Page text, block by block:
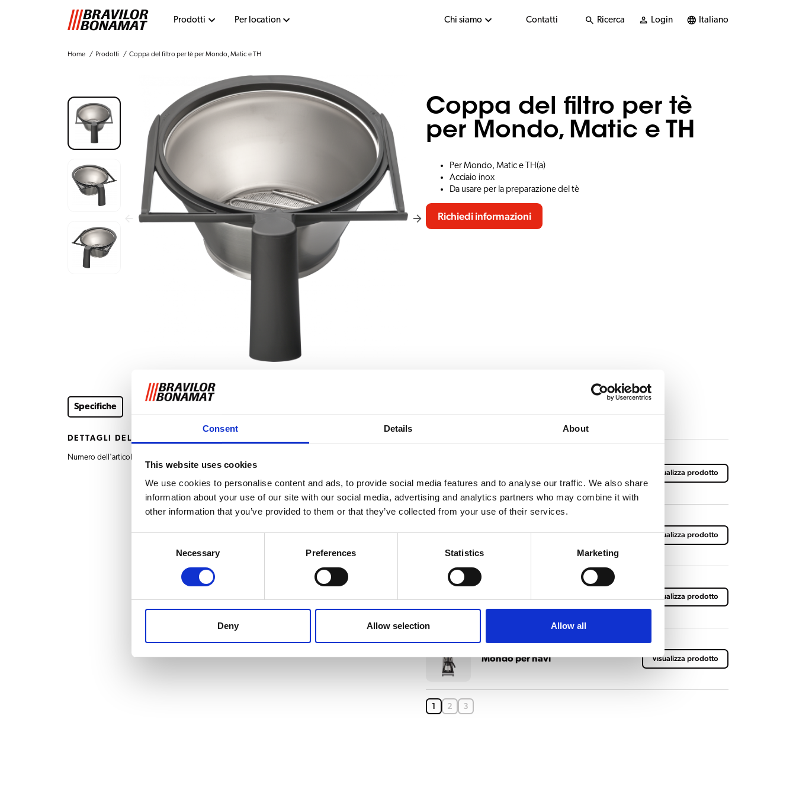
Consent Details About
This website uses cookies
We use cookies to personalise content and ads, to provide social media features and to analyse our traffic. We also share
information about your use of our site with our social media, advertising and analytics partners who may combine it with
other information that you’ve provided to them or that they’ve collected from your use of their services.
Necessary Preferences Statistics Marketing
Deny Allow selection Allow all
Prodotti Per location Chi siamo Contatti Ricerca Login Italiano
Home Prodotti Coppa del filtro per tè per Mondo, Matic e TH
Coppa del filtro per tè
per Mondo, Matic e TH
Per Mondo, Matic e TH(a)
Acciaio inox
Da usare per la preparazione del tè
Richiedi informazioni
Specifiche
DETTAGLI DEL PRODOTTO
Numero dell'articolo
Visualizza prodotto
Matic per navi 230V Visualizza prodotto
Visualizza prodotto
Mondo per navi Visualizza prodotto
1 2 3